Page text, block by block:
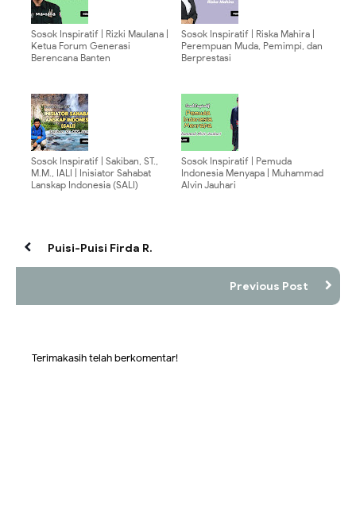
Sosok Inspiratif | Rizki Maulana |
Ketua Forum Generasi
Berencana Banten
Sosok Inspiratif | Riska Mahira |
Perempuan Muda, Pemimpi, dan
Berprestasi
Sosok Inspiratif | Sakiban, ST.,
M.M., IALI | Inisiator Sahabat
Lanskap Indonesia (SALI)
Sosok Inspiratif | Pemuda
Indonesia Menyapa | Muhammad
Alvin Jauhari
Puisi-Puisi Firda R.
Previous Post
Terimakasih telah berkomentar!